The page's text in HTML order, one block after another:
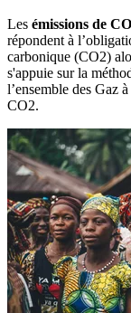
Les émissions de
répondent à
carbonique (CO2)
s'appuie sur la
l’ensemble des Gaz
CO2.